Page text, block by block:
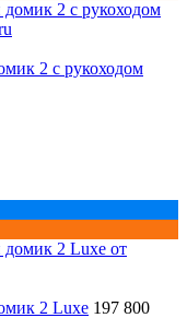
2 с рукоходом
2 Luxe 197 800